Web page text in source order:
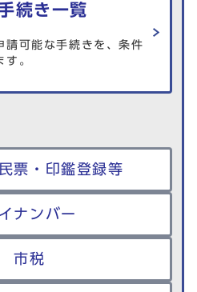
続き一覧
請可能な手続きを、条件
。
票・印鑑登録等
ナンバー
市税